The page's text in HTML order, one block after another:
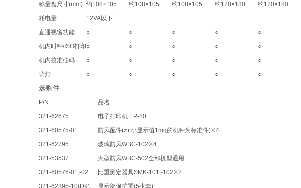
称量盘尺寸(mm) 约108×105 约108×105 约108×105 约170×180 约170×180
耗电量
12VA以下
直通视窗功能
○ ○ ○ ○
○
机内时钟/ISO打印○ ○ ○ ○
○
机内校准砝码
○ ○ ○ ○
○
背灯
○ ○ ○ ○ ○
选购件
P/N
品名
321-62675
电子打印机 EP-80
321-60575-01
防风配件(zui小显示值1mg的机种为标准件)※4
321-62795
玻璃防风WBC-102※4
321-53537
大型防风WBC-502全部机型通用
321-60576-01,-02
比重测定器具SMK-101,-102※2
321-62395-10(D9)
显示部保护罩(5张套)